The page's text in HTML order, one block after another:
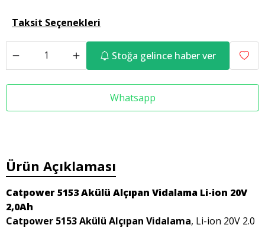
Taksit Seçenekleri
Stoğa gelince haber ver
Whatsapp
Ürün Açıklaması
Catpower 5153 Akülü Alçıpan Vidalama Li-ion 20V
2,0Ah
Catpower 5153 Akülü Alçıpan Vidalama, Li-ion 20V 2.0